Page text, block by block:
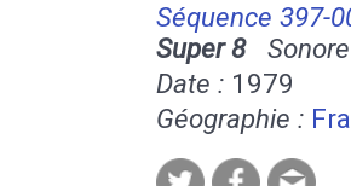
Séquence 397-
Super 8Sonore
Date : 1979
Géographie :